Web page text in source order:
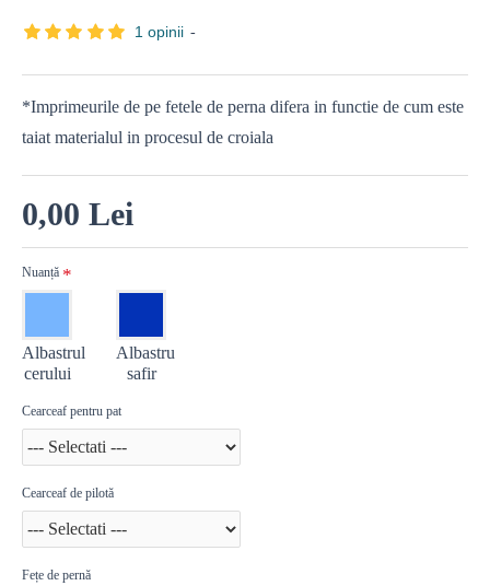
1 opinii -
0,00 Lei
*Imprimeurile de pe fetele de perna difera in functie de cum este
taiat materialul in procesul de croiala
Nuanță
Albastrul
cerului
Albastru
safir
Cearceaf pentru pat
Cearceaf de pilotă
Fețe de pernă